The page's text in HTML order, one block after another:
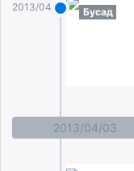
2013/04/04 Бусад
2013/04/03